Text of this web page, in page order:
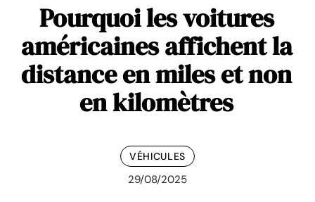
Pourquoi les voitures
américaines affichent la
distance en miles et non
en kilomètres
VÉHICULES
29/08/2025